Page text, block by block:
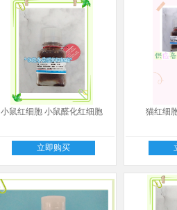
小鼠红细胞 小鼠醛化红细胞
立即购买
猫红细